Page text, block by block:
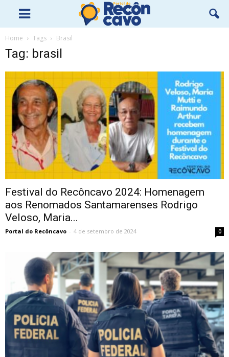
Home Tags Brasil
Tag: brasil
Festival do Recôncavo 2024: Homenagem
aos Renomados Santamarenses Rodrigo
Veloso, Maria...
Portal do Recôncavo - 4 de setembro de 2024 0